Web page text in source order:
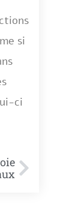
si
ci